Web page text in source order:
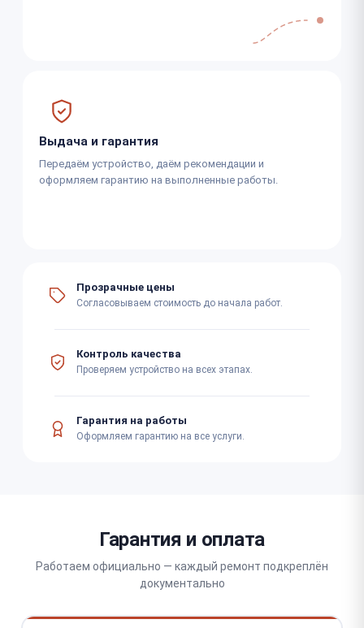
Выдача и гарантия
Передаём устройство, даём рекомендации и
оформляем гарантию на выполненные работы.
Прозрачные цены
Согласовываем стоимость до начала работ.
Контроль качества
Проверяем устройство на всех этапах.
Гарантия на работы
Оформляем гарантию на все услуги.
Гарантия и оплата
Работаем официально — каждый ремонт подкреплён
документально